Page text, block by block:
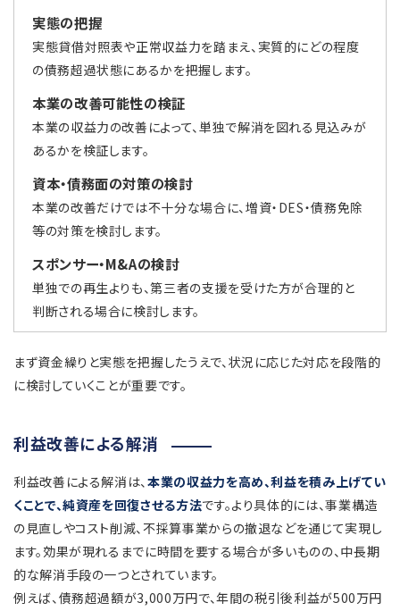
実態の把握
実態貸借対照表や正常収益力を踏まえ、実質的にどの程度
の債務超過状態にあるかを把握します。
本業の改善可能性の検証
本業の収益力の改善によって、単独で解消を図れる見込みが
あるかを検証します。
資本・債務面の対策の検討
本業の改善だけでは不十分な場合に、増資・DES・債務免除
等の対策を検討します。
スポンサー・M&Aの検討
単独での再生よりも、第三者の支援を受けた方が合理的と
判断される場合に検討します。
まず資金繰りと実態を把握したうえで、状況に応じた対応を段階的
に検討していくことが重要です。
利益改善による解消
利益改善による解消は、本業の収益力を高め、利益を積み上げてい
くことで、純資産を回復させる方法です。より具体的には、事業構造
の見直しやコスト削減、不採算事業からの撤退などを通じて実現し
ます。効果が現れるまでに時間を要する場合が多いものの、中長期
的な解消手段の一つとされています。
例えば、債務超過額が3,000万円で、年間の税引後利益が500万円